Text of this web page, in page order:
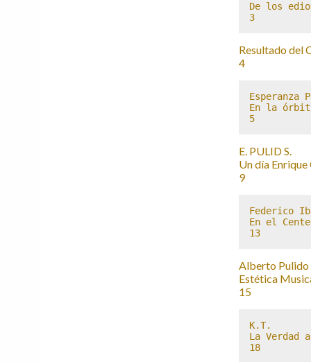
De los
3
Resultado del
4
Esperanza
En la
5
E. PULID S.
Un día
9
Federico
En el
13
Alberto Pulido
Estética
15
K.T.
La Verdad
18